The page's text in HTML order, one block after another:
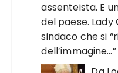
assenteista. E
del paese.
sindaco che si
dell’immagine…”